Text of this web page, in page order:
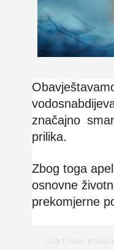
značajno
prilika.
Zbog toga
osnovne
prekomjerne